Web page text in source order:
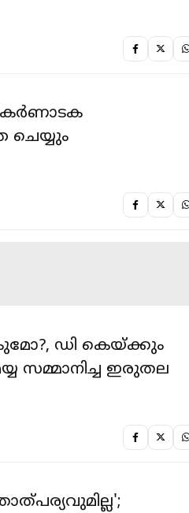
ചെയ്യും
ഡി കെയ്ക്കും
സമ്മാനിച്ച ഇരുതല